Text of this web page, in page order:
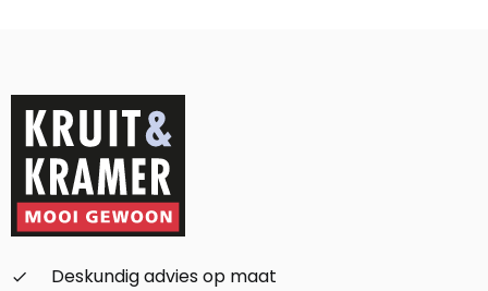
check_small
Deskundig advies op maat